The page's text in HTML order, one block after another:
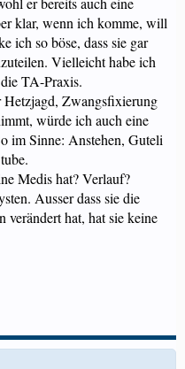
klar, wenn ich komme, will
ich so böse, dass sie gar
Vielleicht habe ich
TA-Praxis.
Zwangsfixierung
würde ich auch eine
im Sinne: Anstehen, Guteli
Medis hat? Verlauf?
Ausser dass sie die
verändert hat, hat sie keine